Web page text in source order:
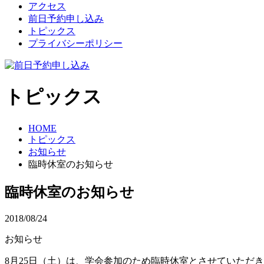
アクセス
前日予約申し込み
トピックス
プライバシーポリシー
トピックス
HOME
トピックス
お知らせ
臨時休室のお知らせ
臨時休室のお知らせ
2018/08/24
お知らせ
8月25日（土）は、学会参加のため臨時休室とさせていただ